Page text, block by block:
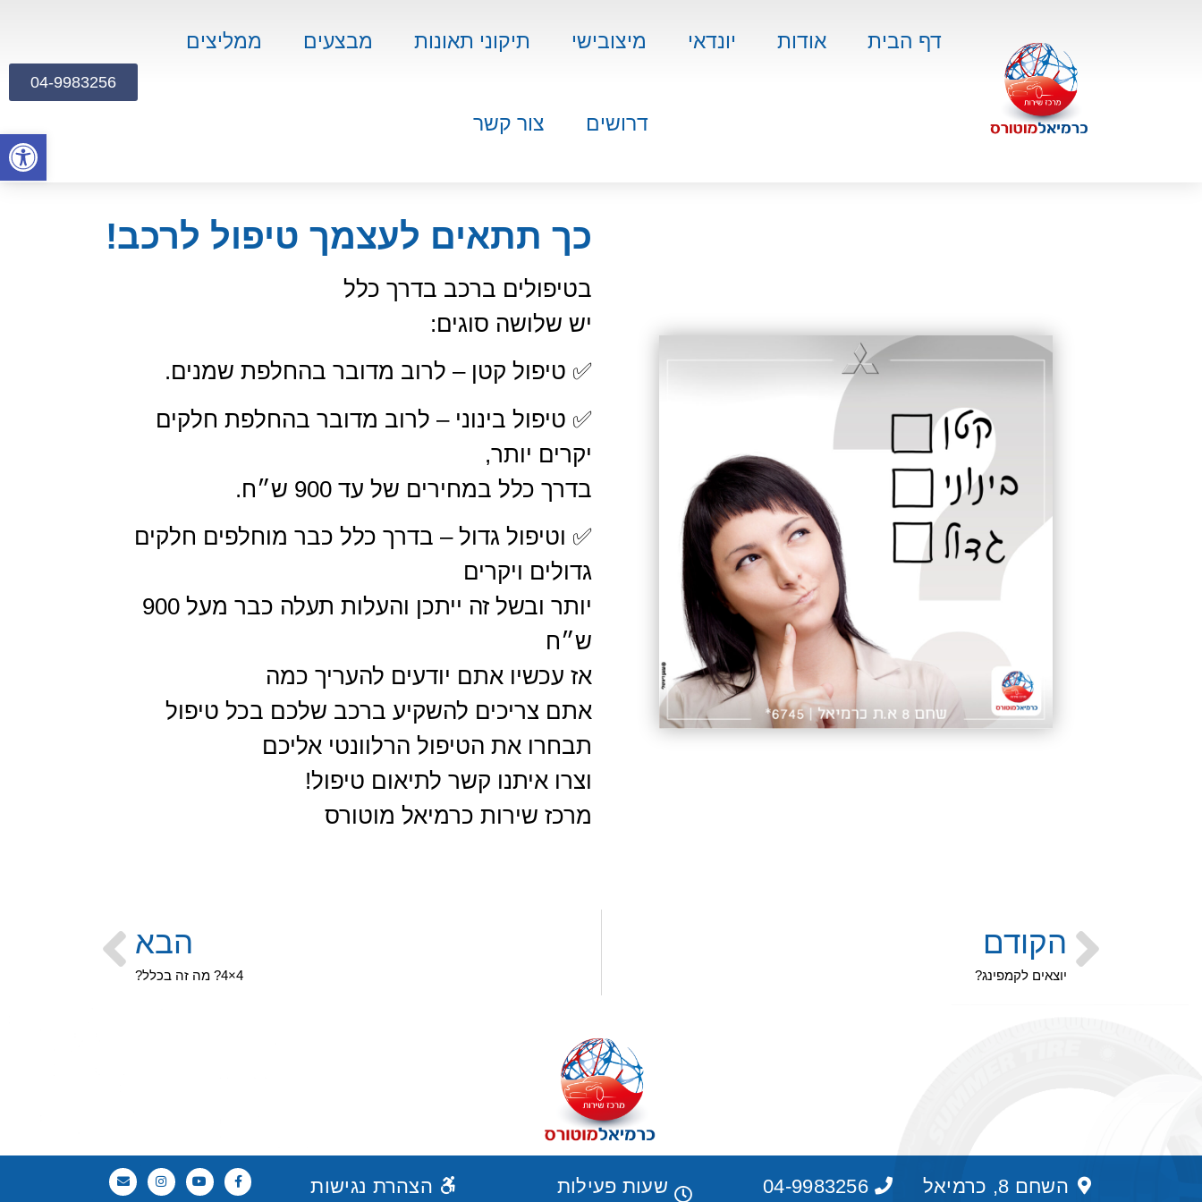
דף הבית אודות יונדאי מיצובישי תיקוני תאונות מבצעים ממליצים
דרושים צור קשר
04-9983256
כך תתאים לעצמך טיפול לרכב!
בטיפולים ברכב בדרך כלל
יש שלושה סוגים:
✅ טיפול קטן – לרוב מדובר בהחלפת שמנים.
✅ טיפול בינוני – לרוב מדובר בהחלפת חלקים
יקרים יותר,
בדרך כלל במחירים של עד 900 ש״ח.
✅ וטיפול גדול – בדרך כלל כבר מוחלפים חלקים
גדולים ויקרים
יותר ובשל זה ייתכן והעלות תעלה כבר מעל 900
ש״ח
אז עכשיו אתם יודעים להעריך כמה
אתם צריכים להשקיע ברכב שלכם בכל טיפול
תבחרו את הטיפול הרלוונטי אליכם
וצרו איתנו קשר לתיאום טיפול!
מרכז שירות כרמיאל מוטורס
הקודם
יוצאים לקמפינג?
הבא
4×4? מה זה בכלל?
השחם 8, כרמיאל 04-9983256 שעות פעילות הצהרת נגישות